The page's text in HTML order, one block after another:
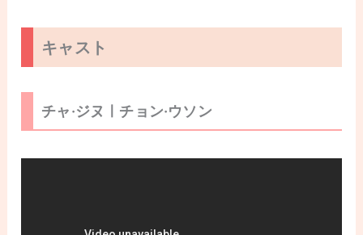
キャスト
チャ·ジヌㅣチョン·ウソン